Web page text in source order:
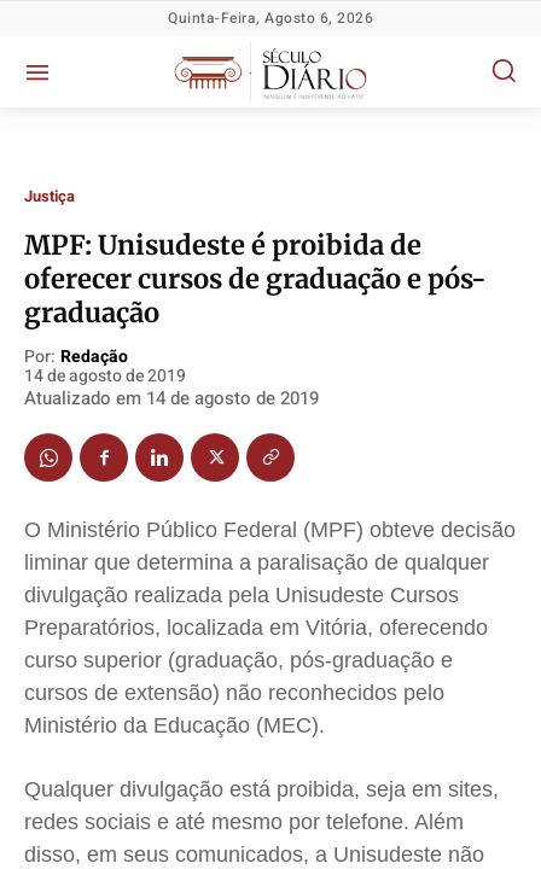
Política
Socioeconômicas
TV Século
Justiça
Segurança
Saúde
Cidades
Direitos
Economia
Colunas
Gustavo Bastos
Jr Mignone (in memorian)
Política
Socioeconômicas
TV Século
Justiça
Segurança
Saúde
Cidades
Direitos
Economia
Colunas
Gustavo Bastos
Jr Mignone (in memorian)
Política
Socioeconômicas
TV Século
Justiça
Segurança
Saúde
Cidades
Direitos
Economia
Colunas
Gustavo Bastos
Jr Mignone (in memorian)
Política
Socioeconômicas
TV Século
Justiça
Segurança
Saúde
Cidades
Direitos
Economia
Colunas
Gustavo Bastos
Jr Mignone (in memorian)
Quinta-Feira, Agosto 6, 2026
Justiça
MPF: Unisudeste é proibida de
oferecer cursos de graduação e pós-
graduação
Por: Redação
14 de agosto de 2019
Atualizado em 14 de agosto de 2019
O Ministério Público Federal (MPF) obteve decisão
liminar que determina a paralisação de qualquer
divulgação realizada pela Unisudeste Cursos
Preparatórios, localizada em Vitória, oferecendo
curso superior (graduação, pós-graduação e
cursos de extensão) não reconhecidos pelo
Ministério da Educação (MEC).
Qualquer divulgação está proibida, seja em sites,
redes sociais e até mesmo por telefone. Além
disso, em seus comunicados, a Unisudeste não